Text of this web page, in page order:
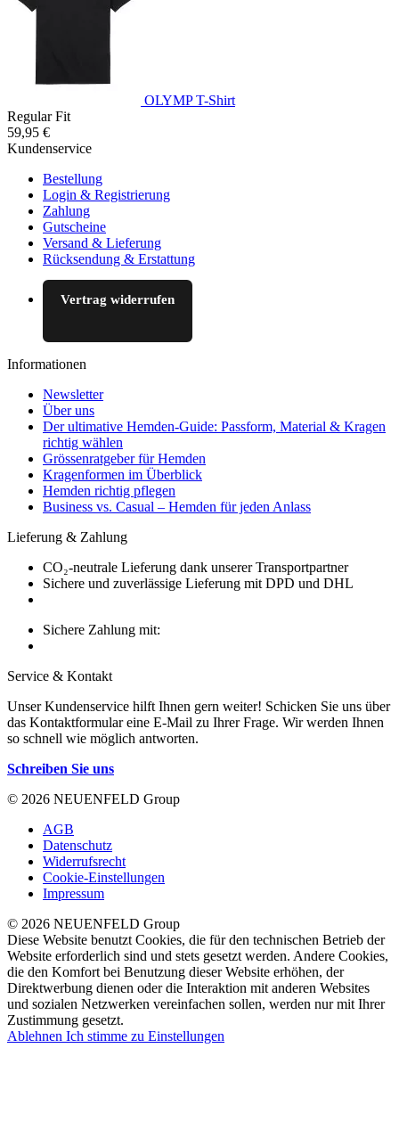
OLYMP T-Shirt
Regular Fit
59,95 €
Kundenservice
Bestellung
Login & Registrierung
Zahlung
Gutscheine
Versand & Lieferung
Rücksendung & Erstattung
Vertrag widerrufen
Informationen
Newsletter
Über uns
Der ultimative Hemden-Guide: Passform, Material & Kragen
richtig wählen
Grössenratgeber für Hemden
Kragenformen im Überblick
Hemden richtig pflegen
Business vs. Casual – Hemden für jeden Anlass
Lieferung & Zahlung
CO₂-neutrale Lieferung dank unserer Transportpartner
Sichere und zuverlässige Lieferung mit DPD und DHL
Sichere Zahlung mit:
Service & Kontakt
Unser Kundenservice hilft Ihnen gern weiter! Schicken Sie uns über
das Kontaktformular eine E-Mail zu Ihrer Frage. Wir werden Ihnen
so schnell wie möglich antworten.
Schreiben Sie uns
© 2026 NEUENFELD Group
AGB
Datenschutz
Widerrufsrecht
Cookie-Einstellungen
Impressum
© 2026 NEUENFELD Group
Diese Website benutzt Cookies, die für den technischen Betrieb der
Website erforderlich sind und stets gesetzt werden. Andere Cookies,
die den Komfort bei Benutzung dieser Website erhöhen, der
Direktwerbung dienen oder die Interaktion mit anderen Websites
und sozialen Netzwerken vereinfachen sollen, werden nur mit Ihrer
Zustimmung gesetzt.
Ablehnen Ich stimme zu Einstellungen